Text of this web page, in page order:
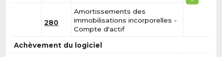
280
Amortissements des
immobilisations incorporelles -
Compte d'actif
Achèvement du logiciel